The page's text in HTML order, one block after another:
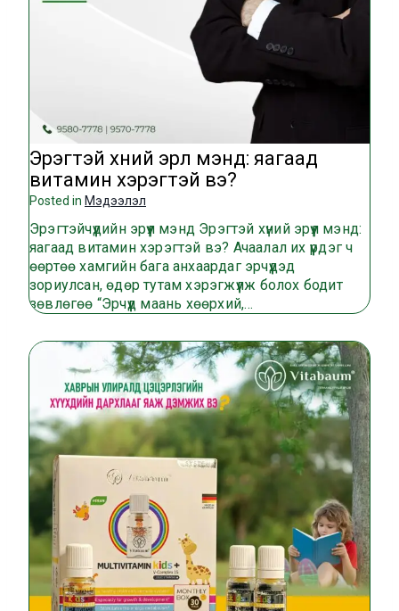
Эрэгтэй хүний эрүүл мэнд: яагаад
витамин хэрэгтэй вэ?
Posted in Мэдээлэл
Эрэгтэйчүүдийн эрүүл мэнд Эрэгтэй хүний эрүүл мэнд:
яагаад витамин хэрэгтэй вэ? Ачаалал их үүрдэг ч
өөртөө хамгийн бага анхаардаг эрчүүдэд
зориулсан, өдөр тутам хэрэгжүүлж болох бодит
зөвлөгөө “Эрчүүд маань хөөрхий,…